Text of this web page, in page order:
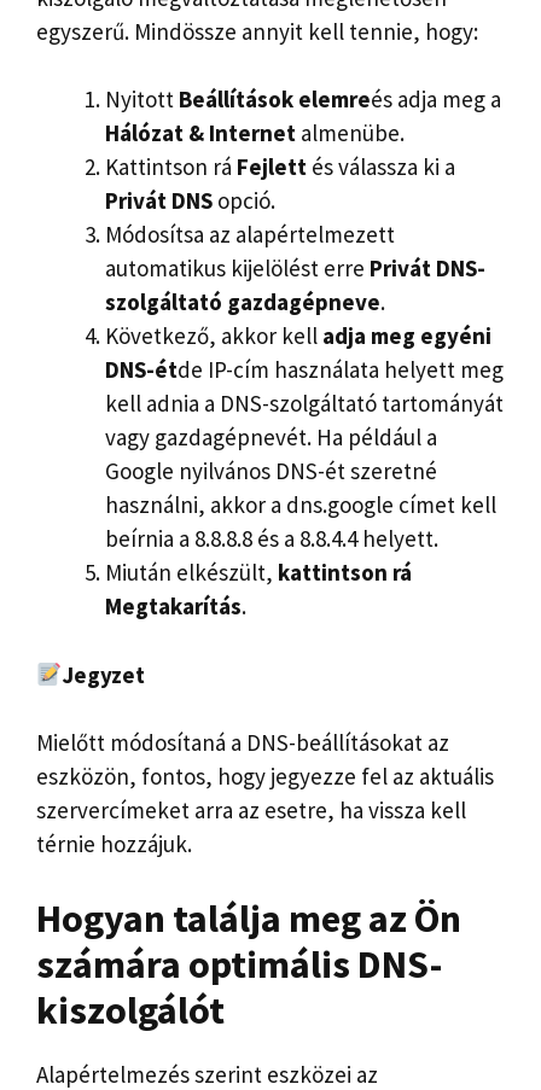
egyszerű. Mindössze annyit kell tennie, hogy:
Nyitott Beállítások elemreés adja meg a
Hálózat & Internet almenübe.
Kattintson rá Fejlett és válassza ki a
Privát DNS opció.
Módosítsa az alapértelmezett
automatikus kijelölést erre Privát DNS-
szolgáltató gazdagépneve.
Következő, akkor kell adja meg egyéni
DNS-étde IP-cím használata helyett meg
kell adnia a DNS-szolgáltató tartományát
vagy gazdagépnevét. Ha például a
Google nyilvános DNS-ét szeretné
használni, akkor a dns.google címet kell
beírnia a 8.8.8.8 és a 8.8.4.4 helyett.
Miután elkészült, kattintson rá
Megtakarítás.
Jegyzet
Mielőtt módosítaná a DNS-beállításokat az
eszközön, fontos, hogy jegyezze fel az aktuális
szervercímeket arra az esetre, ha vissza kell
térnie hozzájuk.
Hogyan találja meg az Ön
számára optimális DNS-
kiszolgálót
Alapértelmezés szerint eszközei az